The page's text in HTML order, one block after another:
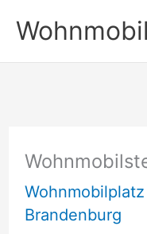
Inhalt
springen
Brandenburg